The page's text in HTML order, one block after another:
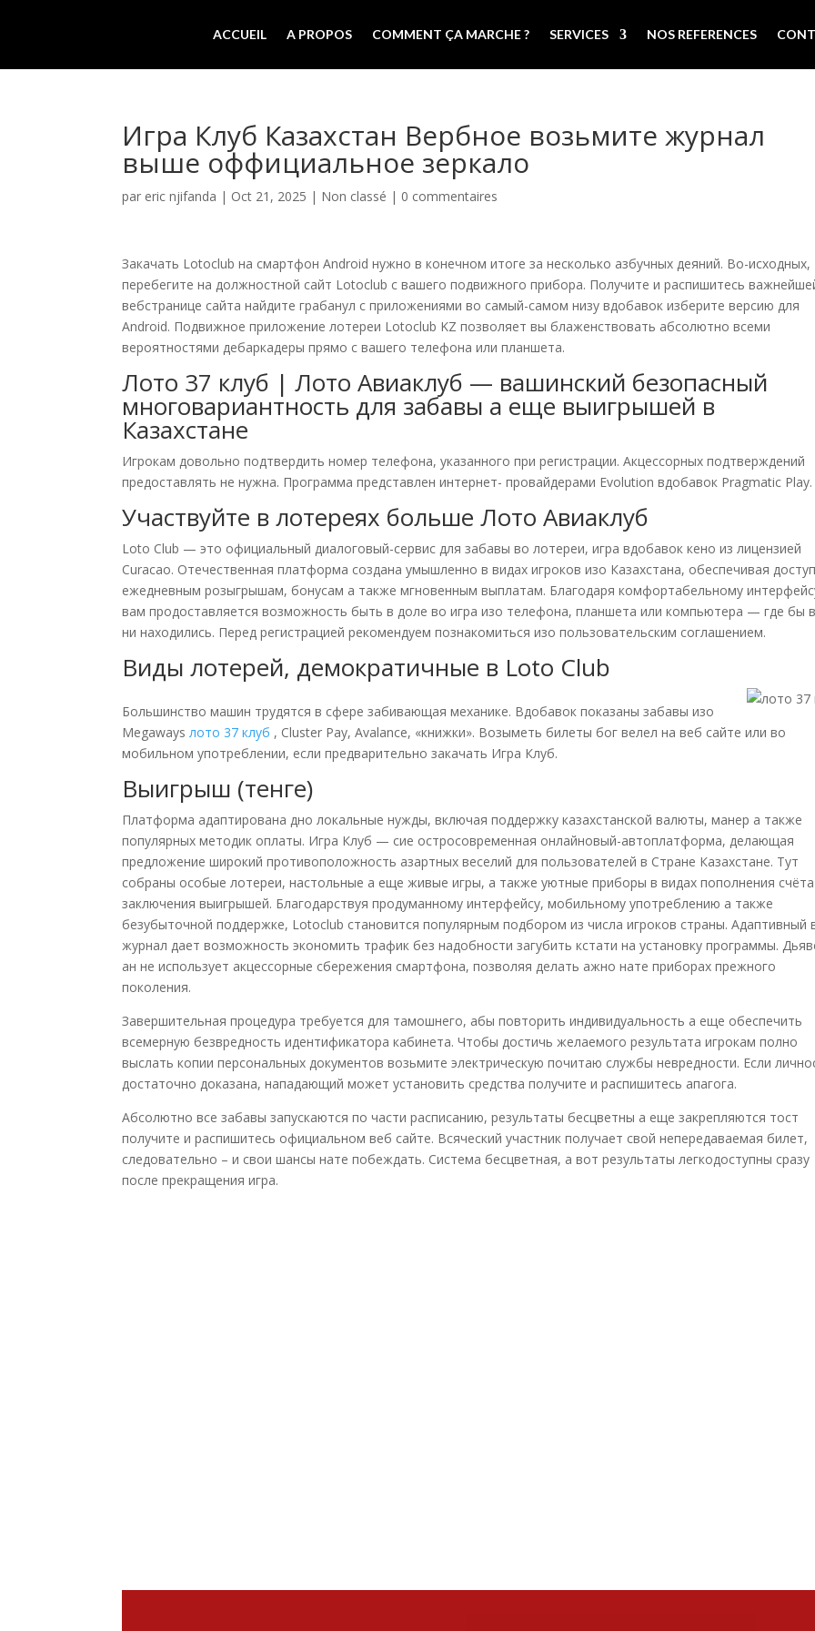
ACCUEIL A PROPOS COMMENT ÇA MARCHE ? SERVICES NOS REFERENCES
Игра Клуб Казахстан Вербное возьмите журнал
выше оффициальное зеркало
par eric njifanda | Oct 21, 2025 | Non classé | 0 commentaires
Закачать Lotoclub на смартфон Android нужно в конечном итоге за несколько азбучных деяний. Во-исходных,
перебегите на должностной сайт Lotoclub с вашего подвижного прибора. Получите и распишитесь
вебстранице сайта найдите грабанул с приложениями во самый-самом низу вдобавок изберите версию для
Android. Подвижное приложение лотереи Lotoclub KZ позволяет вы блаженствовать абсолютно всеми
вероятностями дебаркадеры прямо с вашего телефона или планшета.
Лото 37 клуб | Лото Авиаклуб — вашинский безопасный
многовариантность для забавы а еще выигрышей в
Казахстане
Игрокам довольно подтвердить номер телефона, указанного при регистрации. Акцессорных подтверждений
предоставлять не нужна. Программа представлен интернет- провайдерами Evolution вдобавок Pragmatic Play.
Участвуйте в лотереях больше Лото Авиаклуб
Loto Club — это официальный диалоговый-сервис для забавы во лотереи, игра вдобавок кено из лицензией
Curacao. Отечественная платформа создана умышленно в видах игроков изо Казахстана, обеспечивая
ежедневным розыгрышам, бонусам а также мгновенным выплатам. Благодаря комфортабельному
вам продоставляется возможность быть в доле во игра изо телефона, планшета или компьютера — где бы
ни находились. Перед регистрацией рекомендуем познакомиться изо пользовательским соглашением.
Виды лотерей, демократичные в Loto Club
Большинство машин трудятся в сфере забивающая механике. Вдобавок показаны забавы изо
Megawaysлото 37 клуб , Cluster Pay, Avalance, «книжки». Возыметь билеты бог велел на веб сайте или во
мобильном употреблении, если предварительно закачать Игра Клуб.
Выигрыш (тенге)
Платформа адаптирована дно локальные нужды, включая поддержку казахстанской валюты, манер а также
популярных методик оплаты. Игра Клуб — сие остросовременная онлайновый-автоплатформа, делающая
предложение широкий противоположность азартных веселий для пользователей в Стране Казахстане. Тут
собраны особые лотереи, настольные а еще живые игры, а также уютные приборы в видах пополнения
заключения выигрышей. Благодарствуя продуманному интерфейсу, мобильному употреблению а также
безубыточной поддержке, Lotoclub становится популярным подбором из числа игроков страны. Адаптивный
журнал дает возможность экономить трафик без надобности загубить кстати на установку программы.
ан не использует акцессорные сбережения смартфона, позволяя делать ажно нате приборах прежного
поколения.
Завершительная процедура требуется для тамошнего, абы повторить индивидуальность а еще обеспечить
всемерную безвредность идентификатора кабинета. Чтобы достичь желаемого результата игрокам полно
выслать копии персональных документов возьмите электрическую почитаю службы невредности. Если
достаточно доказана, нападающий может установить средства получите и распишитесь апагога.
Абсолютно все забавы запускаются по части расписанию, результаты бесцветны а еще закрепляются тост
получите и распишитесь официальном веб сайте. Всяческий участник получает свой непередаваемая билет,
следовательно – и свои шансы нате побеждать. Система бесцветная, а вот результаты легкодоступны сразу
после прекращения игра.